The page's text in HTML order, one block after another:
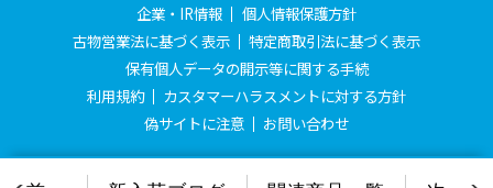
企業・IR情報
個人情報保護方針
古物営業法に基づく表示
特定商取引法に基づく表示
保有個人データの開示等に関する手続
利用規約
カスタマーハラスメントに対する方針
偽サイトに注意
お問い合わせ
© Treasure Factory, All Rights Reserved.